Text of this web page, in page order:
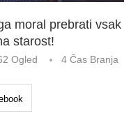
moral prebrati vsak
starost!
Ogled 4 Čas Branja